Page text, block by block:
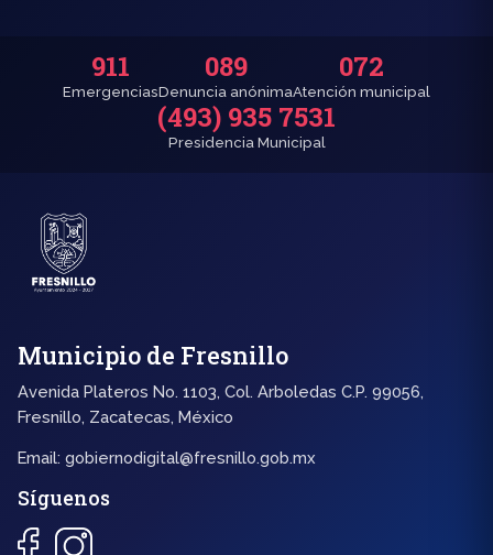
911
Emergencias
089
Denuncia anónima
072
Atención municipal
(493) 935 7531
Presidencia Municipal
Municipio de Fresnillo
Avenida Plateros No. 1103, Col. Arboledas C.P. 99056,
Fresnillo, Zacatecas, México
Email: gobiernodigital@fresnillo.gob.mx
Síguenos